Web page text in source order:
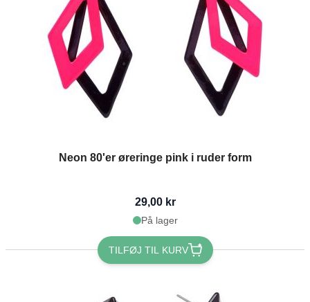
Neon 80'er øreringe pink i ruder form
29,00 kr
På lager
TILFØJ TIL KURV